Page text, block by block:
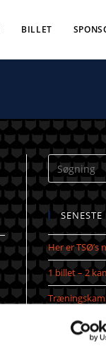
BILLET
Her er TSØ’s
1 billet – 2
Jeppe
Pauli